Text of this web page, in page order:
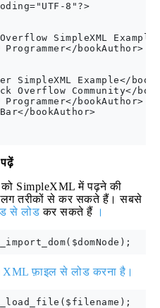
8"?>
SimpleXML
Programmer</bookAuthor>
SimpleXML Example</
Overflow Community</
Programmer</bookAuthor>
bookAuthor>
SimpleXML में पढ़ने की
तरीकों से कर सकते हैं। सबसे
से लोड कर सकते हैं ।
XML फ़ाइल से लोड करना है।